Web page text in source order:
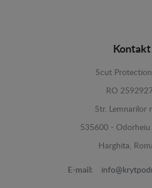
Kontakt
Scut
RO
Str. Lemnarilor
535600 - Odorheiu
Harghita,
E-mail: